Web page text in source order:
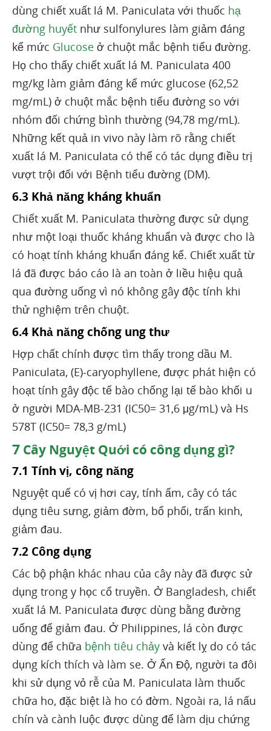
dùng chiết xuất lá M. Paniculata với thuốc hạ
đường huyết như sulfonylures làm giảm đáng
kể mức Glucose ở chuột mắc bệnh tiểu đường.
Họ cho thấy chiết xuất lá M. Paniculata 400
mg/kg làm giảm đáng kể mức glucose (62,52
mg/mL) ở chuột mắc bệnh tiểu đường so với
nhóm đối chứng bình thường (94,78 mg/mL).
Những kết quả in vivo này làm rõ rằng chiết
xuất lá M. Paniculata có thể có tác dụng điều trị
vượt trội đối với Bệnh tiểu đường (DM).
6.3 Khả năng kháng khuẩn
Chiết xuất M. Paniculata thường được sử dụng
như một loại thuốc kháng khuẩn và được cho là
có hoạt tính kháng khuẩn đáng kể. Chiết xuất từ ​​
lá đã được báo cáo là an toàn ở liều hiệu quả
qua đường uống vì nó không gây độc tính khi
thử nghiệm trên chuột.
6.4 Khả năng chống ung thư
Hợp chất chính được tìm thấy trong dầu M.
Paniculata, (E)-caryophyllene, được phát hiện có
hoạt tính gây độc tế bào chống lại tế bào khối u
ở người MDA-MB-231 (IC50= 31,6 μg/mL) và Hs
578T (IC50= 78,3 g/mL)
7 Cây Nguyệt Quới có công dụng gì?
7.1 Tính vị, công năng
Nguyệt quế có vị hơi cay, tính ấm, cây có tác
dụng tiêu sưng, giảm đờm, bổ phổi, trấn kinh,
giảm đau.
7.2 Công dụng
Các bộ phận khác nhau của cây này đã được sử
dụng trong y học cổ truyền. Ở Bangladesh, chiết
xuất lá M. Paniculata được dùng bằng đường
uống để giảm đau. Ở Philippines, lá còn được
dùng để chữa bệnh tiêu chảy và kiết lỵ do có tác
dụng kích thích và làm se. Ở Ấn Độ, người ta đôi
khi sử dụng vỏ rễ của M. Paniculata làm thuốc
chữa ho, đặc biệt là ho có đờm. Ngoài ra, lá nấu
chín và cành luộc được dùng để làm dịu chứng